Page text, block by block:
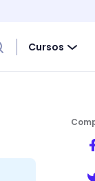
Cursos